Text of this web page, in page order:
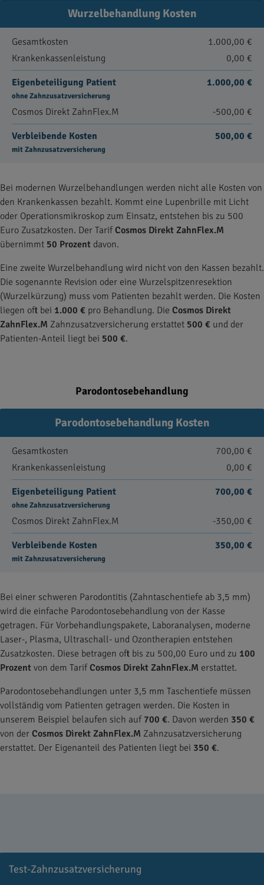
Wurzelbehandlung Kosten
Gesamtkosten
1.000,00 €
Krankenkassenleistung
0,00 €
Eigenbeteiligung Patient
ohne Zahnzusatzversicherung
1.000,00 €
Cosmos Direkt ZahnFlex.M -500,00 €
Verbleibende Kosten
mit Zahnzusatzversicherung
500,00 €
Bei modernen Wurzelbehandlungen werden nicht alle Kosten von
den Krankenkassen bezahlt. Kommt eine Lupenbrille mit Licht
oder Operationsmikroskop zum Einsatz, entstehen bis zu 500
Euro Zusatzkosten. Der TarifCosmos Direkt ZahnFlex.M
übernimmt 50 Prozent davon.
Eine zweite Wurzelbehandlung wird nicht von den Kassen bezahlt.
Die sogenannte Revision oder eine Wurzelspitzenresektion
(Wurzelkürzung) muss vom Patienten bezahlt werden. Die Kosten
liegen oft bei 1.000 € pro Behandlung. Die Cosmos Direkt
ZahnFlex.M Zahnzusatzversicherung erstattet 500 € und der
Patienten-Anteil liegt bei 500 €.
Parodontosebehandlung
Parodontosebehandlung Kosten
Gesamtkosten
700,00 €
Krankenkassenleistung
0,00 €
Eigenbeteiligung Patient
ohne Zahnzusatzversicherung
700,00 €
Cosmos Direkt ZahnFlex.M -350,00 €
Verbleibende Kosten
mit Zahnzusatzversicherung
350,00 €
Bei einer schweren Parodontitis (Zahntaschentiefe ab 3,5 mm)
wird die einfache Parodontosebehandlung von der Kasse
getragen. Für Vorbehandlungspakete, Laboranalysen, moderne
Laser-, Plasma, Ultraschall- und Ozontherapien entstehen
Zusatzkosten. Diese betragen oft bis zu 500,00 Euro und zu 100
Prozent von dem TarifCosmos Direkt ZahnFlex.M erstattet.
Parodontosebehandlungen unter 3,5 mm Taschentiefe müssen
vollständig vom Patienten getragen werden. Die Kosten in
unserem Beispiel belaufen sich auf 700 €. Davon werden 350 €
von der Cosmos Direkt ZahnFlex.M Zahnzusatzversicherung
erstattet. Der Eigenanteil des Patienten liegt bei 350 €.
Test-Zahnzusatzversicherung